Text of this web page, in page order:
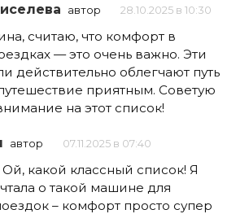
автор 28.10.2025 в 10:30
считаю, что комфорт в
— это очень важно. Эти
действительно облегчают путь
приятным. Советую
на этот список!
автор 07.11.2025 в 07:40
какой классный список! Я
о такой машине для
– комфорт просто супер